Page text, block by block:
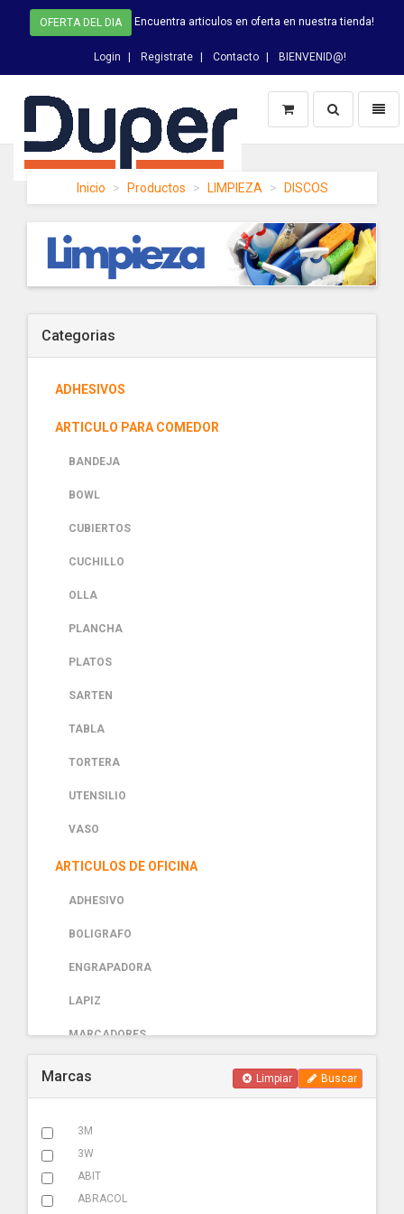
OFERTA DEL DIA Encuentra articulos en oferta en nuestra tienda!
Login Registrate Contacto BIENVENID@!
Switch
Busqueda
Inicio Productos LIMPIEZA DISCOS
Categorias
ADHESIVOS
ARTICULO PARA COMEDOR
BANDEJA
BOWL
CUBIERTOS
CUCHILLO
OLLA
PLANCHA
PLATOS
SARTEN
TABLA
TORTERA
UTENSILIO
VASO
ARTICULOS DE OFICINA
ADHESIVO
BOLIGRAFO
ENGRAPADORA
LAPIZ
MARCADORES
ACCESORIOS
ADHESIVOS
Marcas Buscar
Limpiar
3M
3W
ABIT
ABRACOL